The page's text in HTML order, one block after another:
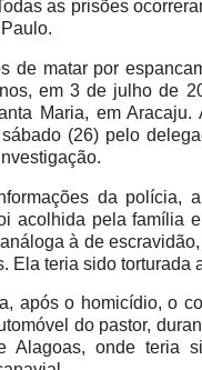
as prisões
de matar por
em 3 de julho de
Maria, em Aracaju.
(26) pelo
da polícia,
acolhida pela família
à de
Ela teria sido torturada
após o homicídio, o
do pastor,
Alagoas, onde teria